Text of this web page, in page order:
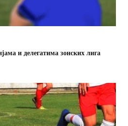
и делегатима зонских лига